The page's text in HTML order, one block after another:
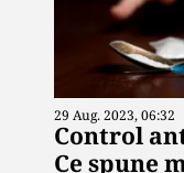
29 Aug. 2023, 06:32
Control
Ce spune